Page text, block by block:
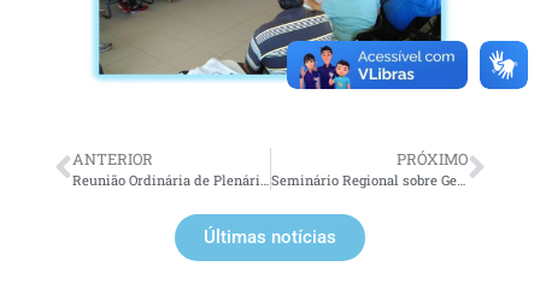
ANTERIOR PRÓXIMO
Seminário Regional sobre Gestão de Recursos Hídricos 2016 – 27 a 29 de Setembro
Últimas notícias